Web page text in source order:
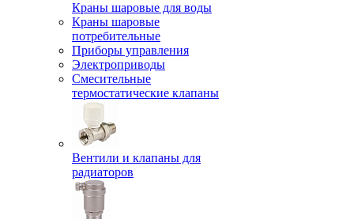
Краны шаровые для воды
Краны шаровые
потребительные
Приборы управления
Электроприводы
Смесительные
термостатические клапаны
Вентили и клапаны для
радиаторов